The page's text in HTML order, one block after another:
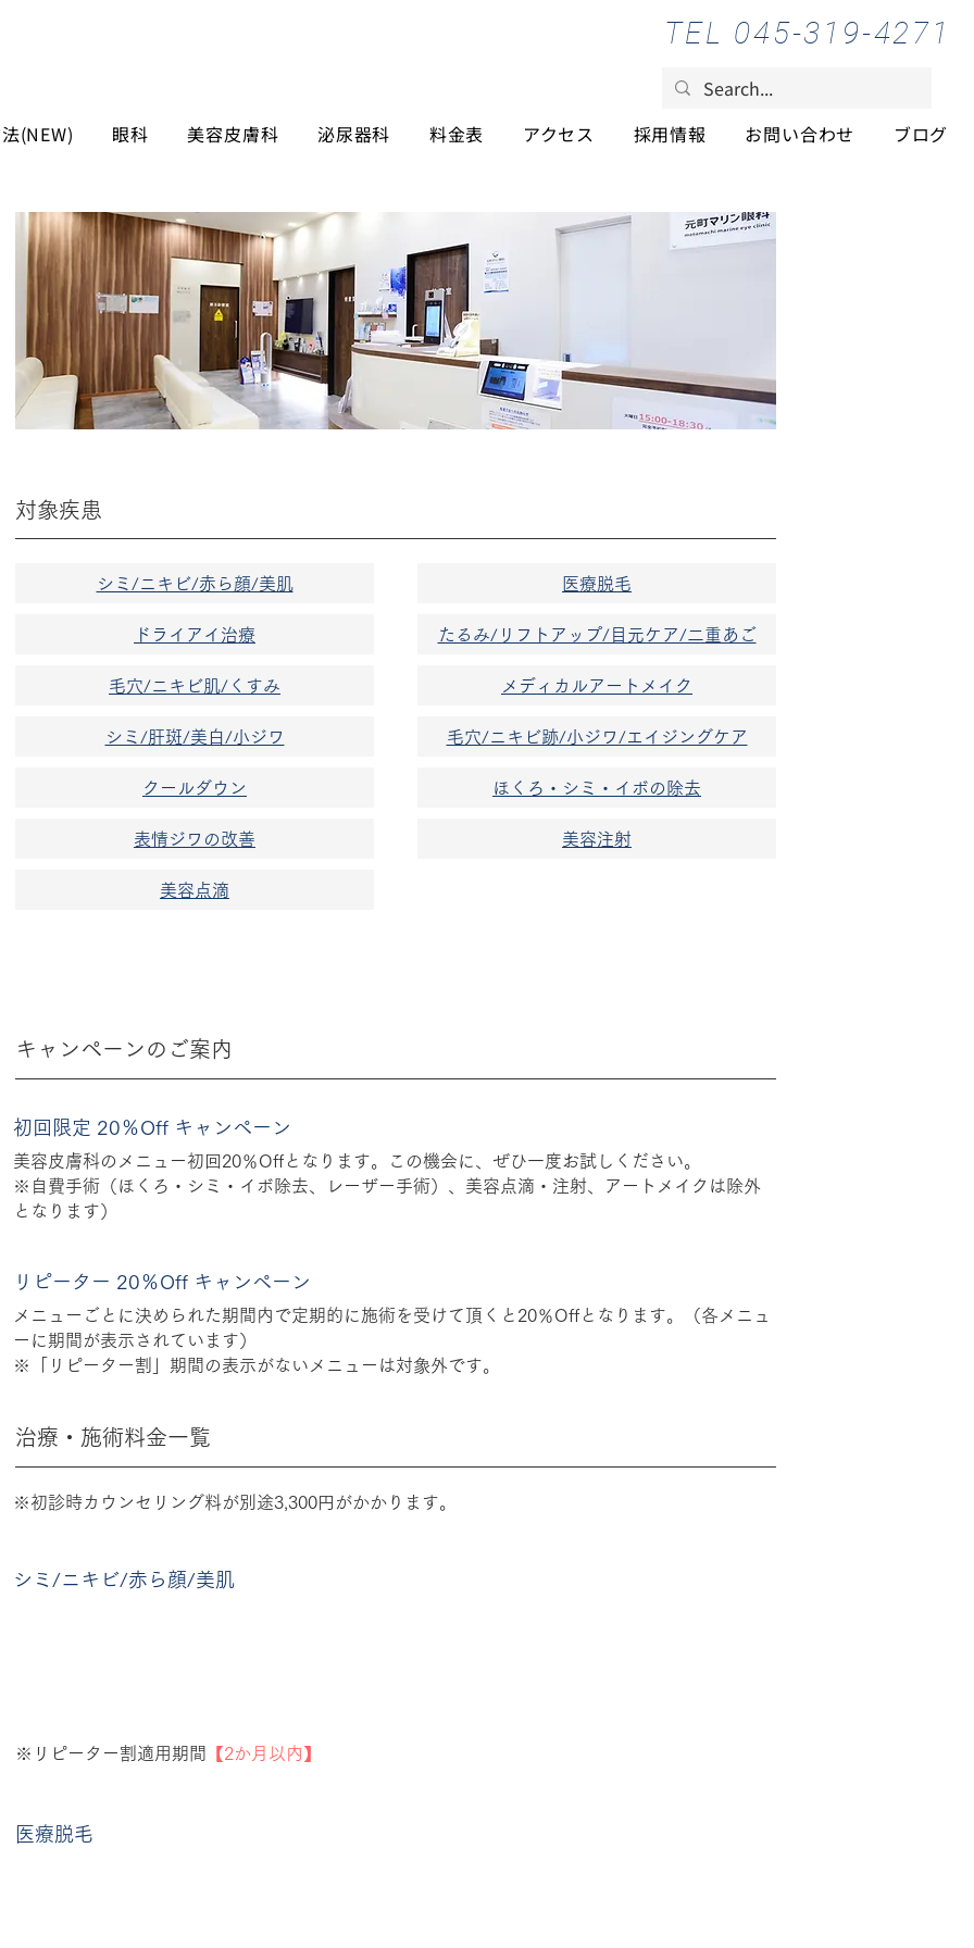
TEL 045-319-4271
(NEW) 眼科 美容皮膚科 泌尿器科 料金表 アクセス 採用情報 お問い合わせ ブログ
対象疾患
シミ/ニキビ/赤ら顔/美肌
ドライアイ治療
毛穴/ニキビ肌/くすみ
シミ/肝斑/美白/小ジワ
​クールダウン
表情ジワの改善
美容点滴
医療脱毛
たるみ/リフトアップ/目元ケア/二重あご
メディカルアートメイク
毛穴/ニキビ跡/小ジワ/エイジングケア
ほくろ・シミ・イボの除去
美容注射
キャンペーンのご案内
初回限定 20％Off キャンペーン
美容皮膚科のメニュー初回20％Offとなります。この機会に、ぜひ一度お試しください。
※自費手術（ほくろ・シミ・イボ除去、レーザー手術）、美容点滴・注射、アートメイクは除外
となります）
リピーター 20％Off キャンペーン
メニューごとに決められた期間内で定期的に施術を受けて頂くと20％Offとなります。（各メニュ
ーに期間が表示されています）
​※「リピーター割」期間の表示がないメニューは対象外です。
治療・施術料金一覧
※初診時カウンセリング料が別途3,300円がかかります。
シミ/ニキビ/赤ら顔/美肌
※リピーター割適用期間 【2か月以内】
医療脱毛